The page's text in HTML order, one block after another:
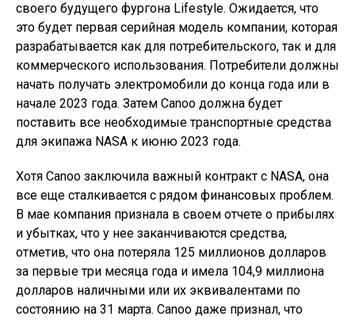
своего будущего фургона Lifestyle. Ожидается, что
это будет первая серийная модель компании, которая
разрабатывается как для потребительского, так и для
коммерческого использования. Потребители должны
начать получать электромобили до конца года или в
начале 2023 года. Затем Canoo должна будет
поставить все необходимые транспортные средства
для экипажа NASA к июню 2023 года.
Хотя Canoo заключила важный контракт с NASA, она
все еще сталкивается с рядом финансовых проблем.
В мае компания признала в своем отчете о прибылях
и убытках, что у нее заканчиваются средства,
отметив, что она потеряла 125 миллионов долларов
за первые три месяца года и имела 104,9 миллиона
долларов наличными или их эквивалентами по
состоянию на 31 марта. Canoo даже признал, что